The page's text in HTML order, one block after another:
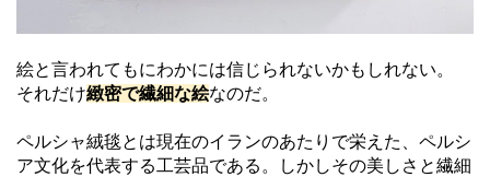
絵と言われてもにわかには信じられないかもしれない。
それだけ緻密で繊細な絵なのだ。
ペルシャ絨毯とは現在のイランのあたりで栄えた、ペルシ
ア文化を代表する工芸品である。しかしその美しさと繊細